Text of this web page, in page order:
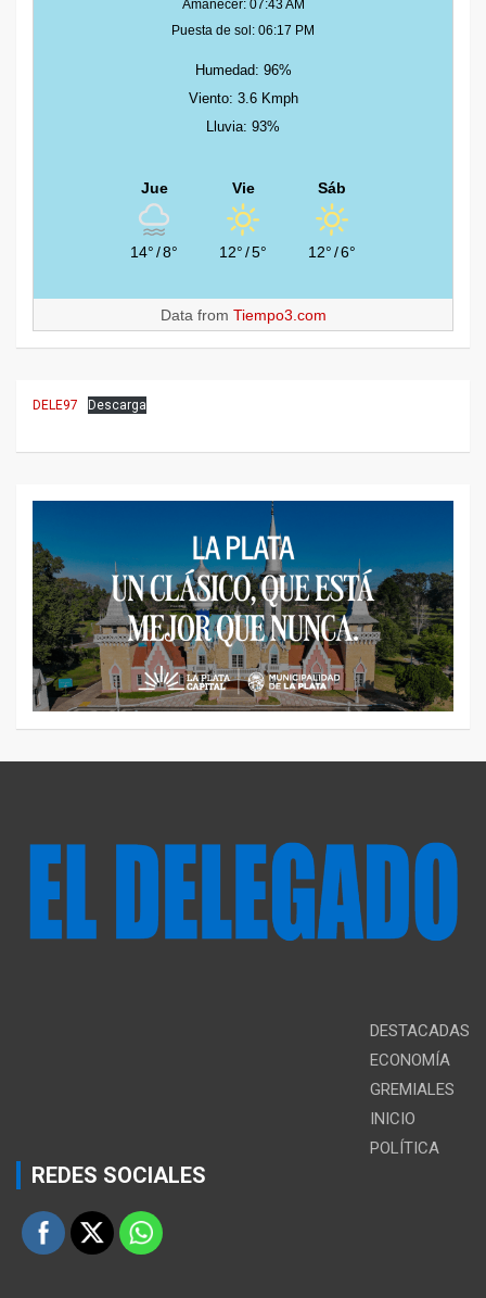
Amanecer: 07:43 AM
Puesta de sol: 06:17 PM
Humedad: 96%
Viento: 3.6 Kmph
Lluvia: 93%
Jue
14°/8°
Vie
12°/5°
Sáb
12°/6°
Data from Tiempo3.com
DELE97 Descarga
DESTACADAS
ECONOMÍA
GREMIALES
INICIO
POLÍTICA
REDES SOCIALES